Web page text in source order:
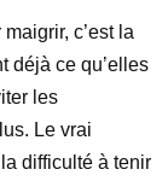
c’est la
déjà ce qu’elles
les
Le vrai
la difficulté à tenir